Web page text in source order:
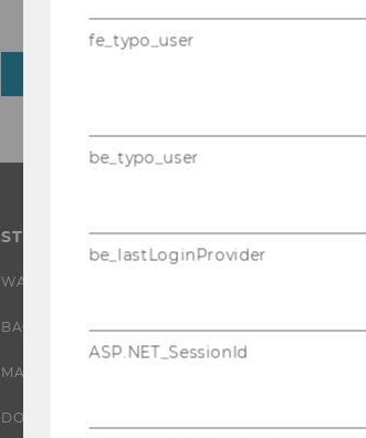
STUDIUM
WARUM WU?
BACHELOR
MASTER
DOKTORAT / PHD
fe_typo_user
be_typo_user
be_lastLoginProvider
ASP.NET_SessionId